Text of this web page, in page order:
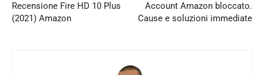
Recensione Fire HD 10 Plus
(2021) Amazon
Account Amazon bloccato.
Cause e soluzioni immediate